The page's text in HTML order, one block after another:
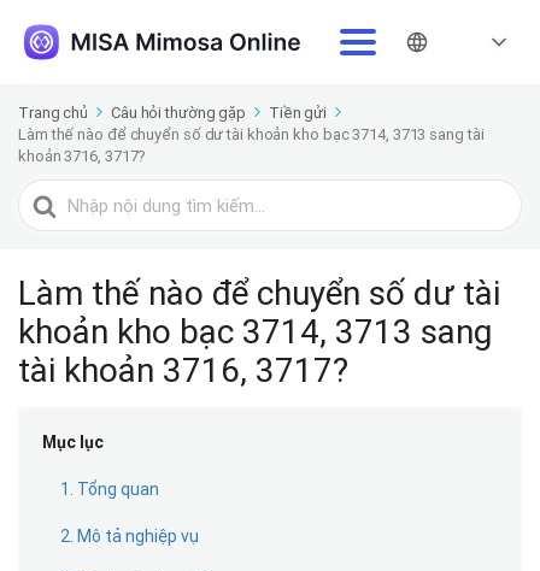
Trang chủ Câu hỏi thường gặp
Tiền gửi
Làm thế nào để chuyển số dư tài khoản kho bạc 3714, 3713 sang tài
khoản 3716, 3717?
Tìm
kiếm
Làm thế nào để chuyển số dư tài
khoản kho bạc 3714, 3713 sang
tài khoản 3716, 3717?
Mục lục
1. Tổng quan
2. Mô tả nghiệp vụ